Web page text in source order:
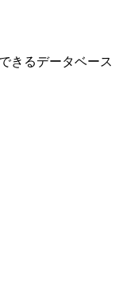
きるデータベース